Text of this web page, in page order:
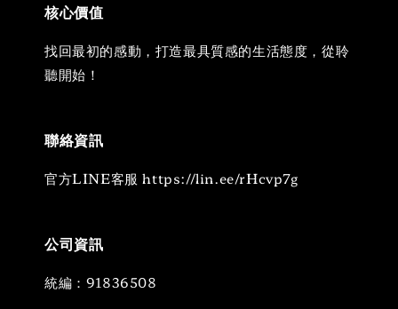
核心價值
找回最初的感動，打造最具質感的生活態度，從聆
聽開始！
聯絡資訊
官方LINE客服 https://lin.ee/rHcvp7g
公司資訊
統編：91836508